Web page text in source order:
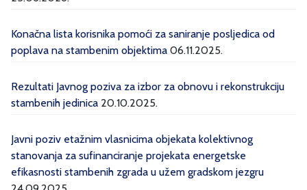
Konačna lista korisnika pomoći za saniranje posljedica od
poplava na stambenim objektima 06.11.2025.
Rezultati Javnog poziva za izbor za obnovu i rekonstrukciju
stambenih jedinica 20.10.2025.
Javni poziv etažnim vlasnicima objekata kolektivnog
stanovanja za sufinanciranje projekata energetske
efikasnosti stambenih zgrada u užem gradskom jezgru